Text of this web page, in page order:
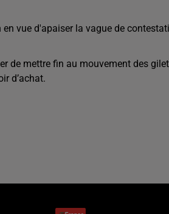
vue d'apaiser la vague de
de mettre fin au mouvement des
d’achat.